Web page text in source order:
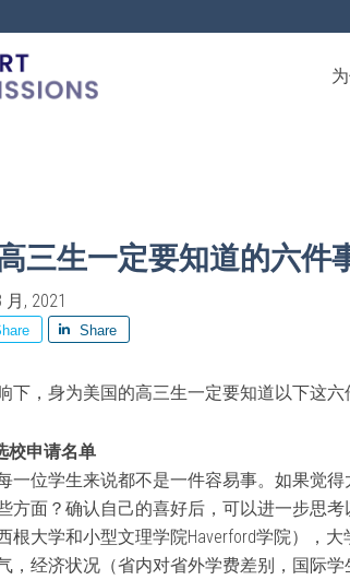
三生一定要知道的六件
月, 2021
Share
下，身为美国的高三生一定要知道以下这六
校申请名单
一位学生来说都不是一件容易事。如果觉
方面？确认自己的喜好后，可以进一步思
根大学和小型文理学院Haverford学院），
，经济状况（省内对省外学费差别，国际